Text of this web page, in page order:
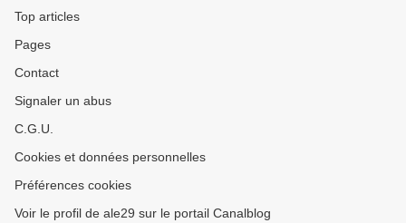
Top articles
Pages
Contact
Signaler un abus
C.G.U.
Cookies et données personnelles
Préférences cookies
Voir le profil de ale29 sur le portail Canalblog